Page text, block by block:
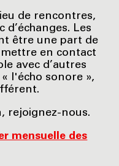
de rencontres,
Les
être une part de
mettre en contact
avec d’autres
l'écho sonore »,
rejoignez-nous.
mensuelle des